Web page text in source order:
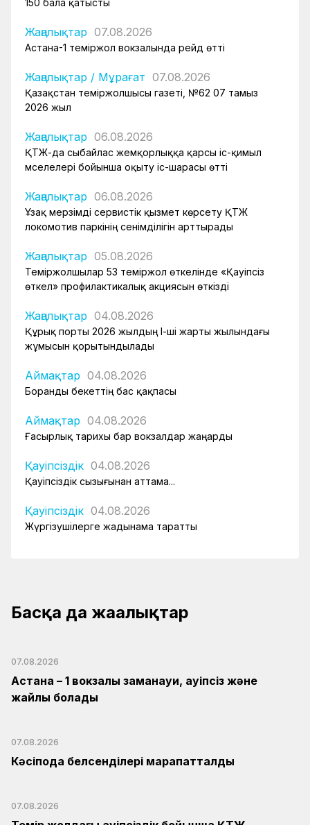
150 бала қатысты
Жаңалықтар 07.08.2026
Астана-1 теміржол вокзалында рейд өтті
Жаңалықтар / Мұрағат 07.08.2026
Қазақстан теміржолшысы газеті, №62 07 тамыз
2026 жыл
Жаңалықтар 06.08.2026
ҚТЖ-да сыбайлас жемқорлыққа қарсы іс-қимыл
мәселелері бойынша оқыту іс-шарасы өтті
Жаңалықтар 06.08.2026
Ұзақ мерзімді сервистік қызмет көрсету ҚТЖ
локомотив паркінің сенімділігін арттырады
Жаңалықтар 05.08.2026
Теміржолшылар 53 теміржол өткелінде «Қауіпсіз
өткел» профилактикалық акциясын өткізді
Жаңалықтар 04.08.2026
Құрық порты 2026 жылдың І-ші жарты жылындағы
жұмысын қорытындылады
Аймақтар 04.08.2026
Боранды бекеттің бас қақпасы
Аймақтар 04.08.2026
Ғасырлық тарихы бар вокзалдар жаңарды
Қауіпсіздік 04.08.2026
Қауіпсіздік сызығынан аттама...
Қауіпсіздік 04.08.2026
Жүргізушілерге жадынама таратты
Басқа да жаңалықтар
07.08.2026
Астана – 1 вокзалы заманауи, қауіпсіз және
жайлы болады
07.08.2026
Кәсіподақ белсенділері марапатталды
07.08.2026